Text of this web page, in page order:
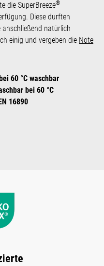
die SuperBreeze®
Diese durften
natürlich
einig und vergeben die Note
60 °C waschbar
bei 60 °C
16890